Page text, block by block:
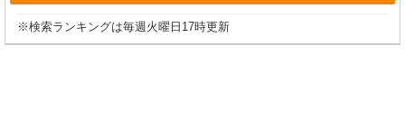
※検索ランキングは毎週火曜日17時更新